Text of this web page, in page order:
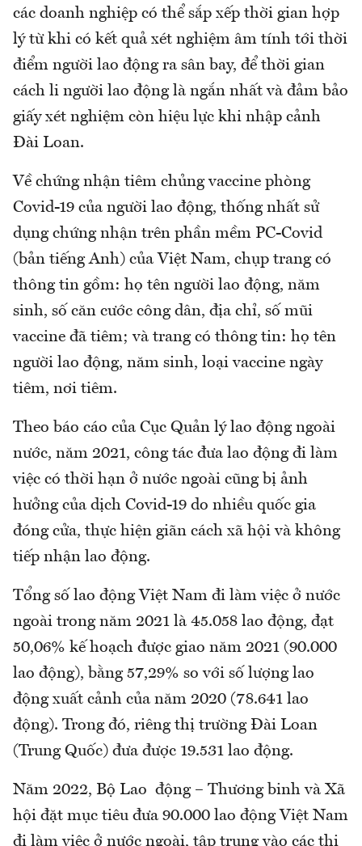
các doanh nghiệp có thể sắp xếp thời gian hợp
lý từ khi có kết quả xét nghiệm âm tính tới thời
điểm người lao động ra sân bay, để thời gian
cách li người lao động là ngắn nhất và đảm bảo
giấy xét nghiệm còn hiệu lực khi nhập cảnh
Đài Loan.
Về chứng nhận tiêm chủng vaccine phòng
Covid-19 của người lao động, thống nhất sử
dụng chứng nhận trên phần mềm PC-Covid
(bản tiếng Anh) của Việt Nam, chụp trang có
thông tin gồm: họ tên người lao động, năm
sinh, số căn cước công dân, địa chỉ, số mũi
vaccine đã tiêm; và trang có thông tin: họ tên
người lao động, năm sinh, loại vaccine ngày
tiêm, nơi tiêm.
Theo báo cáo của Cục Quản lý lao động ngoài
nước, năm 2021, công tác đưa lao động đi làm
việc có thời hạn ở nước ngoài cũng bị ảnh
hưởng của dịch Covid-19 do nhiều quốc gia
đóng cửa, thực hiện giãn cách xã hội và không
tiếp nhận lao động.
Tổng số lao động Việt Nam đi làm việc ở nước
ngoài trong năm 2021 là 45.058 lao động, đạt
50,06% kế hoạch được giao năm 2021 (90.000
lao động), bằng 57,29% so với số lượng lao
động xuất cảnh của năm 2020 (78.641 lao
động). Trong đó, riêng thị trường Đài Loan
(Trung Quốc) đưa được 19.531 lao động.
Năm 2022, Bộ Lao động – Thương binh và Xã
hội đặt mục tiêu đưa 90.000 lao động Việt Nam
đi làm việc ở nước ngoài, tập trung vào các thị